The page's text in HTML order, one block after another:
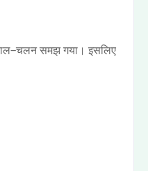
समझ गया। इसलिए